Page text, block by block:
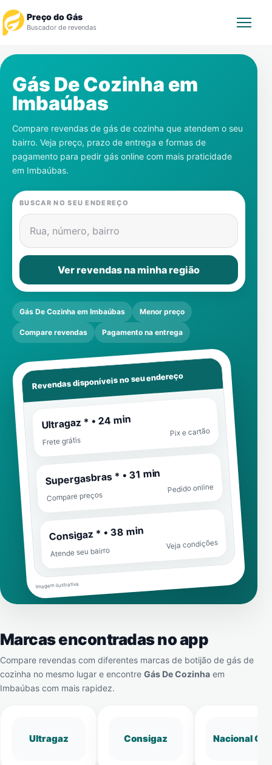
Preço do Gás
Buscador de revendas
Revendedor
Notícias
Cadastre-se
Gás
Contatos
Gás De Cozinha em
Imbaúbas
Compare revendas de gás de cozinha que atendem o seu
bairro. Veja preço, prazo de entrega e formas de
pagamento para pedir gás online com mais praticidade
em Imbaúbas.
BUSCAR NO SEU ENDEREÇO
Rua, número, bairro
Ver revendas na minha região
Gás De Cozinha em Imbaúbas Menor preço
Compare revendas Pagamento na entrega
Revendas disponíveis no seu endereço
Ultragaz * • 24 min
Frete grátis
Pix e cartão
Supergasbras * • 31 min
Compare preços
Pedido online
Consigaz * • 38 min
Atende seu bairro
Veja condições
Imagem ilustrativa
Marcas encontradas no app
Compare revendas com diferentes marcas de botijão de gás de
cozinha no mesmo lugar e encontre Gás De Cozinha em
Imbaúbas com mais rapidez.
Ultragaz Consigaz Nacional Gás